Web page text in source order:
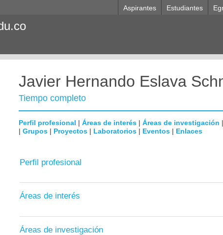
Aspirantes Estudiantes
Javier Hernando Eslava
Tiempo completo
Perfil profesional | Áreas de interés | Áreas de investigación |
| Grupos | Proyectos | Laboratorios | Eventos | Enlaces
Perfil profesional
Áreas de interés
Áreas de investigación